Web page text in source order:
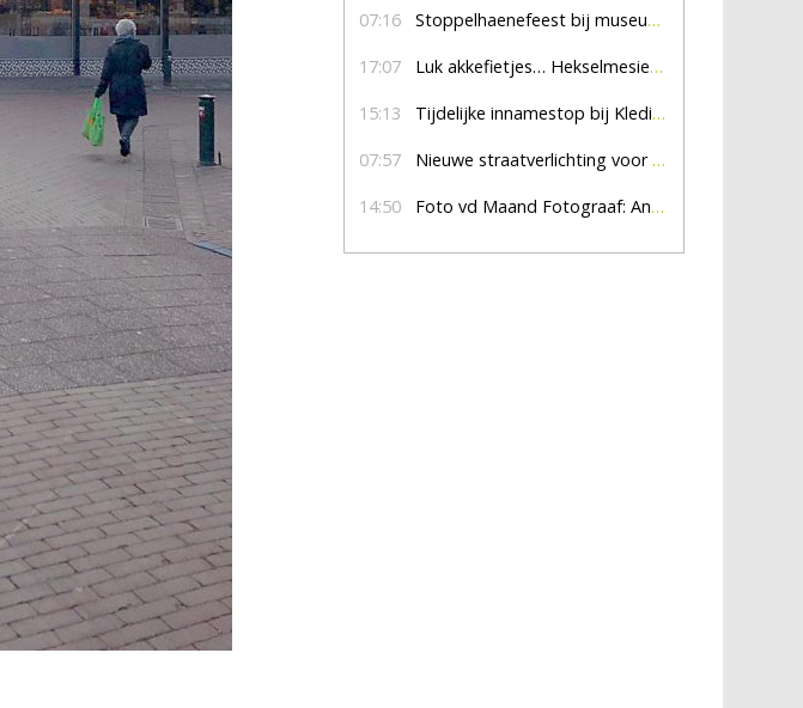
07:16 Stoppelhaenefeest bij museum De Lebbenbrugge
17:07 Luk akkefietjes… HekselmesienHarry
15:13 Tijdelijke innamestop bij Kledingbank Stefania
07:57 Nieuwe straatverlichting voor De Veldmaat en De Pas
14:50 Foto vd Maand Fotograaf: Anna Jalving